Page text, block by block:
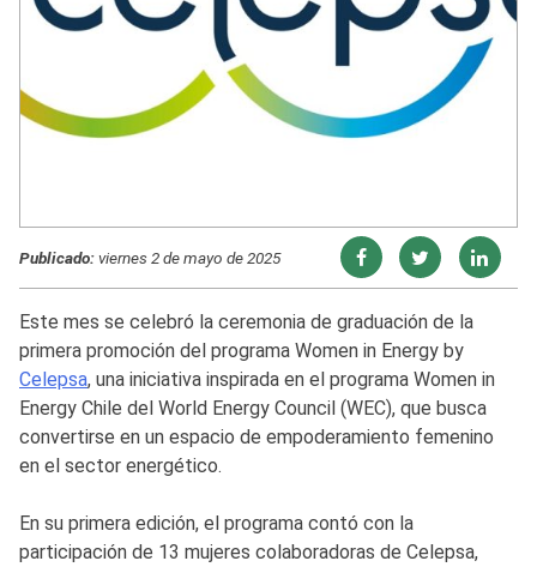
Publicado:viernes 2 de mayo de 2025
Este mes se celebró la ceremonia de graduación de la
primera promoción del programa Women in Energy by
Celepsa, una iniciativa inspirada en el programa Women in
Energy Chile del World Energy Council (WEC), que busca
convertirse en un espacio de empoderamiento femenino
en el sector energético.
En su primera edición, el programa contó con la
participación de 13 mujeres colaboradoras de Celepsa,